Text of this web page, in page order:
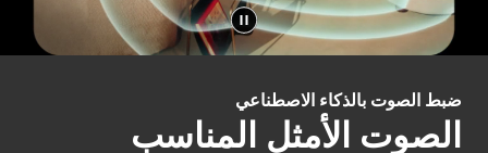
ضبط الصوت بالذكاء الاصطناعي
الصوت الأمثل المناسب